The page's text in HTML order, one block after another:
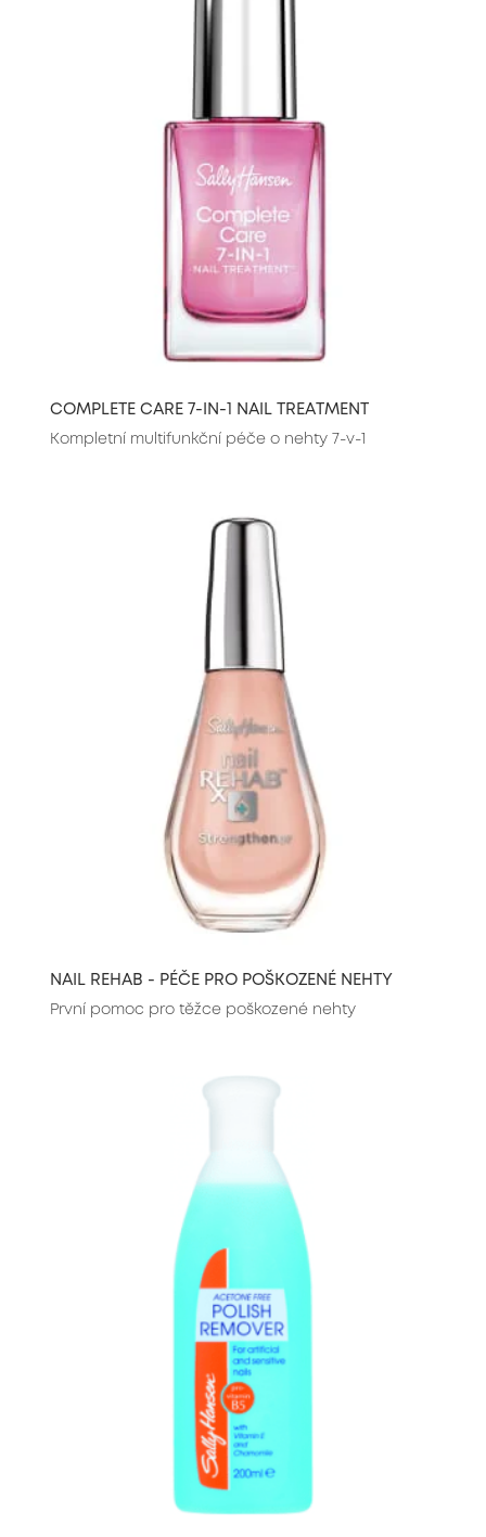
COMPLETE CARE 7-IN-1 NAIL TREATMENT
Kompletní multifunkční péče o nehty 7-v-1
NAIL REHAB - PÉČE PRO POŠKOZENÉ NEHTY
První pomoc pro těžce poškozené nehty